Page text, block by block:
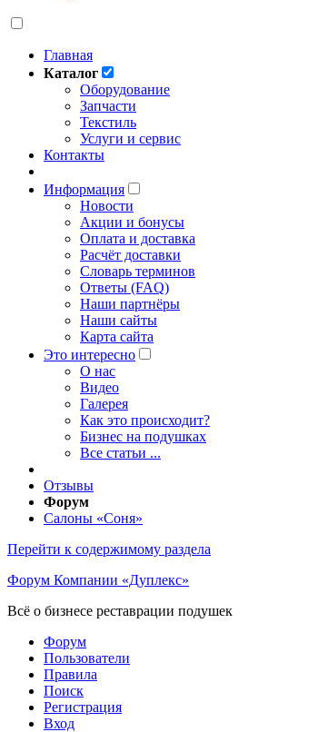
Главная
Каталог
Оборудование
Запчасти
Текстиль
Услуги и сервис
Контакты
Информация
Новости
Акции и бонусы
Оплата и доставка
Расчёт доставки
Словарь терминов
Ответы (FAQ)
Наши партнёры
Наши сайты
Карта сайта
Это интересно
O нас
Видео
Галерея
Как это происходит?
Бизнес на подушках
Все статьи ...
Отзывы
Форум
Салоны «Соня»
Перейти к содержимому раздела
Форум Компании «Дуплекс»
Всё о бизнесе реставрации подушек
Форум
Пользователи
Правила
Поиск
Регистрация
Вход